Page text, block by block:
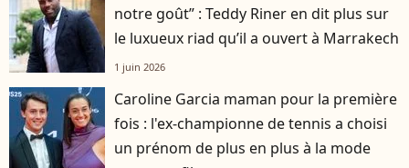
notre goût” : Teddy Riner en dit plus sur
le luxueux riad qu’il a ouvert à Marrakech
1 juin 2026
Caroline Garcia maman pour la première
fois : l'ex-championne de tennis a choisi
un prénom de plus en plus à la mode